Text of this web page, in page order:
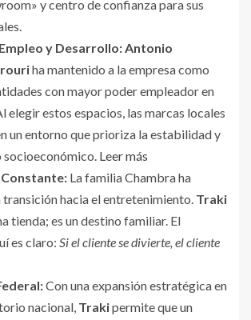
y centro de confianza para sus
y Desarrollo:Antonio
ha mantenido a la empresa como
con mayor poder empleador en
elegir estos espacios, las marcas locales
un entorno que prioriza la estabilidad y
socioeconómico. Leer más
La familia Chambra ha
transición hacia el entretenimiento. Traki
tienda; es un destino familiar. El
es claro: Si el cliente se divierte, el cliente
Con una expansión estratégica en
nacional, Trakipermite que un